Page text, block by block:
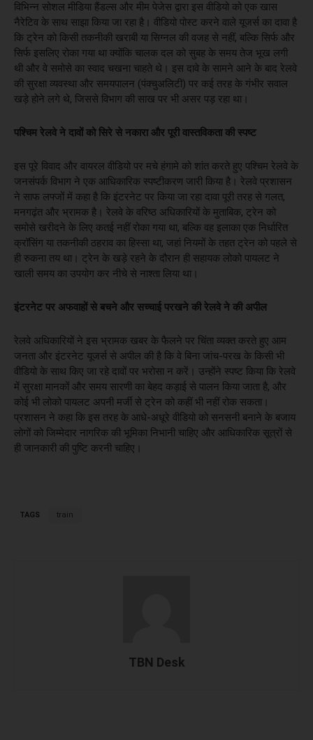
विभिन्न सोशल मीडिया हैंडल्स और मीम पेजेस द्वारा इस वीडियो को एक खास
नैरेटिव के साथ साझा किया जा रहा है। वीडियो पोस्ट करने वाले यूजर्स का दावा है
कि ट्रेन को किसी तकनीकी खराबी या सिग्नल की वजह से नहीं, बल्कि सिर्फ और
सिर्फ इसलिए रोका गया था क्योंकि चालक दल को सुबह के समय तेज भूख लगी
थी और वे समोसे का स्वाद चखना चाहते थे। इस दावे के सामने आने के बाद रेलवे
की सुरक्षा व्यवस्था और समयपालन (पंक्चुअलिटी) पर कई तरह के गंभीर सवाल
खड़े होने लगे थे, जिससे विभाग की साख पर भी असर पड़ रहा था।
पश्चिम रेलवे ने दावों को सिरे से नकारा और पूरी वास्तविकता की स्पष्ट
इस पूरे विवाद और वायरल वीडियो पर मचे हंगामे को शांत करते हुए पश्चिम रेलवे के
जनसंपर्क विभाग ने एक आधिकारिक स्पष्टीकरण जारी किया है। रेलवे प्रशासन
ने साफ लफ्जों में कहा है कि इंटरनेट पर किया जा रहा दावा पूरी तरह से गलत,
मनगढ़ंत और भ्रामक है। रेलवे के वरिष्ठ अधिकारियों के मुताबिक, ट्रेन को
समोसे खरीदने के लिए कतई नहीं रोका गया था, बल्कि वह इलाका एक निर्धारित
क्रॉसिंग या तकनीकी ठहराव का हिस्सा था, जहां नियमों के तहत ट्रेन को पहले से
ही रुकना तय था। ट्रेन के खड़े रहने के दौरान ही सहायक लोको पायलट ने
खाली समय का उपयोग कर नीचे से नाश्ता लिया था।
इंटरनेट पर अफवाहों से बचने और सच्चाई परखने की रेलवे ने की अपील
रेलवे अधिकारियों ने इस भ्रामक खबर के फैलने पर चिंता व्यक्त करते हुए आम
जनता और इंटरनेट यूजर्स से अपील की है कि वे बिना जांच-परख के किसी भी
वीडियो के साथ किए जा रहे दावों पर भरोसा न करें। उन्होंने स्पष्ट किया कि रेलवे
में सुरक्षा मानकों और समय सारणी का बेहद कड़ाई से पालन किया जाता है, और
कोई भी लोको पायलट अपनी मर्जी से ट्रेन को कहीं भी नहीं रोक सकता।
प्रशासन ने कहा कि इस तरह के आधे-अधूरे वीडियो को सनसनी बनाने के बजाय
लोगों को जिम्मेदार नागरिक की भूमिका निभानी चाहिए और आधिकारिक सूत्रों से
ही जानकारी की पुष्टि करनी चाहिए।
TAGS train
TBN Desk